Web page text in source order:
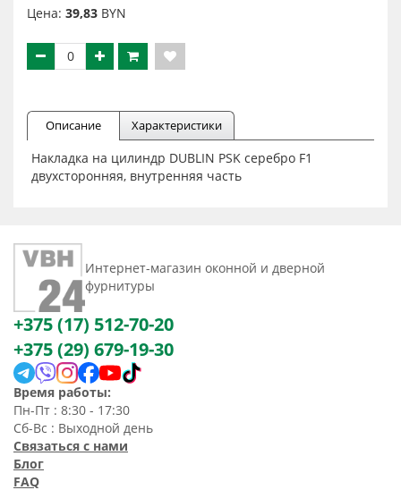
Цена: 39,83 BYN
Описание Характеристики
Накладка на цилиндр DUBLIN PSK серебро F1
двухсторонняя, внутренняя часть
Интернет-магазин оконной и дверной
фурнитуры
+375 (17) 512-70-20
+375 (29) 679-19-30
Время работы:
Пн-Пт : 8:30 - 17:30
Сб-Вс : Выходной день
Связаться с нами
Блог
FAQ